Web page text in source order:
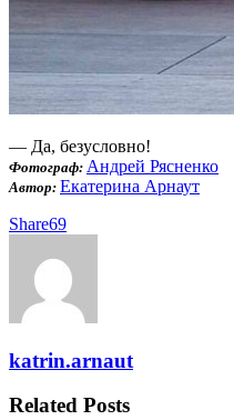
— Да, безусловно!
Фотограф: Андрей Рясненко
Автор: Екатерина Арнаут
Share69
katrin.arnaut
Related Posts